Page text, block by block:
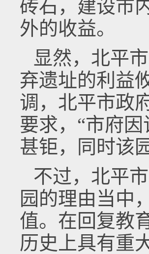
砖石，建设市
外的收益。
显然，北平
弃遗址的利益
调，北平市政
要求，“市府
甚钜，同时该
不过，北平
园的理由当中
值。在回复教
历史上具有重